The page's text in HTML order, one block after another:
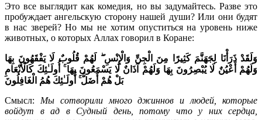
Это все выглядит как комедия, но вы задумайтесь. Разве это
пробуждает ангельскую сторону нашей души? Или они будят
в нас зверей? Но мы не хотим опуститься на уровень ниже
животных, о которых Аллах говорил в Коране:
وَلَقَدْ ذَرَأْنَا لِجَهَنَّمَ كَثِيرًا مِنَ الْجِنِّ وَالْإِنْسِ ۖ لَهُمْ قُلُوبٌ لَا يَفْقَهُونَ بِهَا
وَلَهُمْ أَعْيُنٌ لَا يُبْصِرُونَ بِهَا وَلَهُمْ آذَانٌ لَا يَسْمَعُونَ بِهَا ۚ أُولَـٰئِكَ كَالْأَنْعَامِ
بَلْ هُمْ أَضَلُّ ۚ أُولَـٰئِكَ هُمُ الْغَافِلُونَ
Смысл: Мы сотворили много джиннов и людей, которые
войдут в ад в Судный день, потому что у них сердца,